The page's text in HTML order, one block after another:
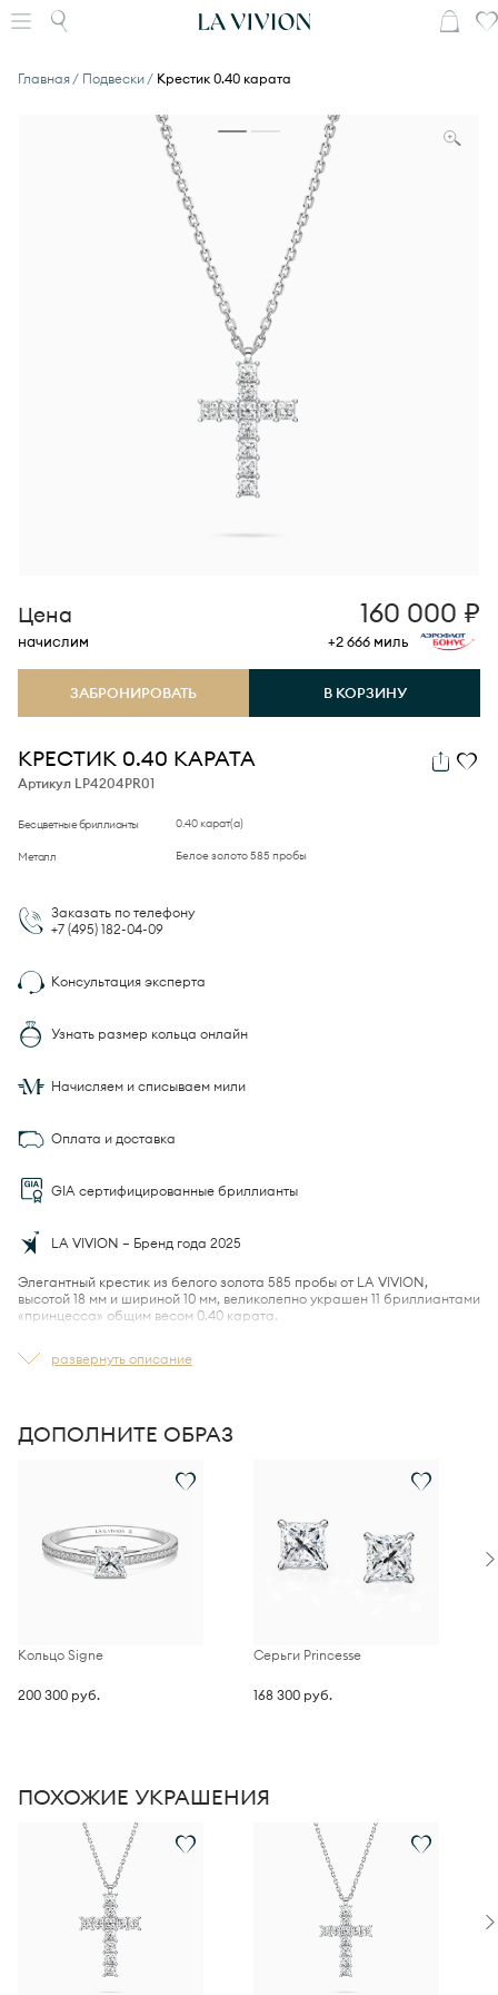
Главная Подвески Крестик 0.40 карата
КРЕСТИК 0.40 КАРАТА
Артикул LP4204PR01
Бесцветные бриллианты 0.40 карат(а)
Металл Белое золото 585 пробы
Цена 160 000 ₽
начислим +2 666 миль
ЗАБРОНИРОВАТЬ В КОРЗИНУ
Заказать по телефону
+7 (495) 182-04-09
Начисляем и списываем мили
Консультация эксперта
Оплата и доставка
Узнать размер кольца онлайн
GIA сертифицированные бриллианты
LA VIVION — Бренд года 2025
Элегантный крестик из белого золота 585 пробы от LA VIVION,
высотой 18 мм и шириной 10 мм, великолепно украшен 11 бриллиантами
«принцесса» общим весом 0.40 карата.
Уникальный дизайн с ушком в форме сердца дополняется золотой
цепочкой 750 пробы, подчеркивая изысканность и стиль.
развернуть описание
ДОПОЛНИТЕ ОБРАЗ
Кольцо Signe
200 300 руб.
Серьги Princesse
168 300 руб.
ПОХОЖИЕ УКРАШЕНИЯ